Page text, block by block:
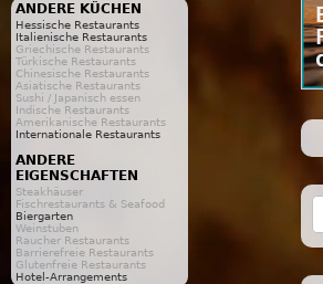
ANDERE KÜCHEN
Hessische Restaurants
Italienische Restaurants
Griechische Restaurants
Türkische Restaurants
Chinesische Restaurants
Asiatische Restaurants
Sushi / Japanisch essen
Indische Restaurants
Amerikanische Restaurants
Internationale Restaurants
ANDERE
EIGENSCHAFTEN
Steakhäuser
Fischrestaurants & Seafood
Biergarten
Weinstuben
Raucher Restaurants
Barrierefreie Restaurants
Glutenfreie Restaurants
Hotel-Arrangements